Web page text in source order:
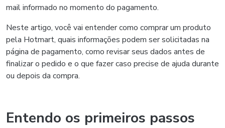
mail informado no momento do pagamento.
Neste artigo, você vai entender como comprar um produto
pela Hotmart, quais informações podem ser solicitadas na
página de pagamento, como revisar seus dados antes de
finalizar o pedido e o que fazer caso precise de ajuda durante
ou depois da compra.
Entendo os primeiros passos